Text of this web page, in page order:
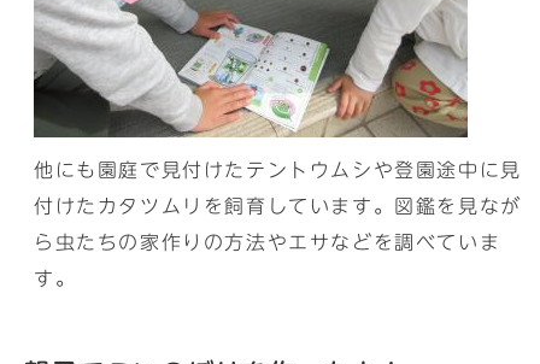
他にも園庭で見付けたテントウムシや登園途中に見
付けたカタツムリを飼育しています。図鑑を見なが
ら虫たちの家作りの方法やエサなどを調べていま
す。